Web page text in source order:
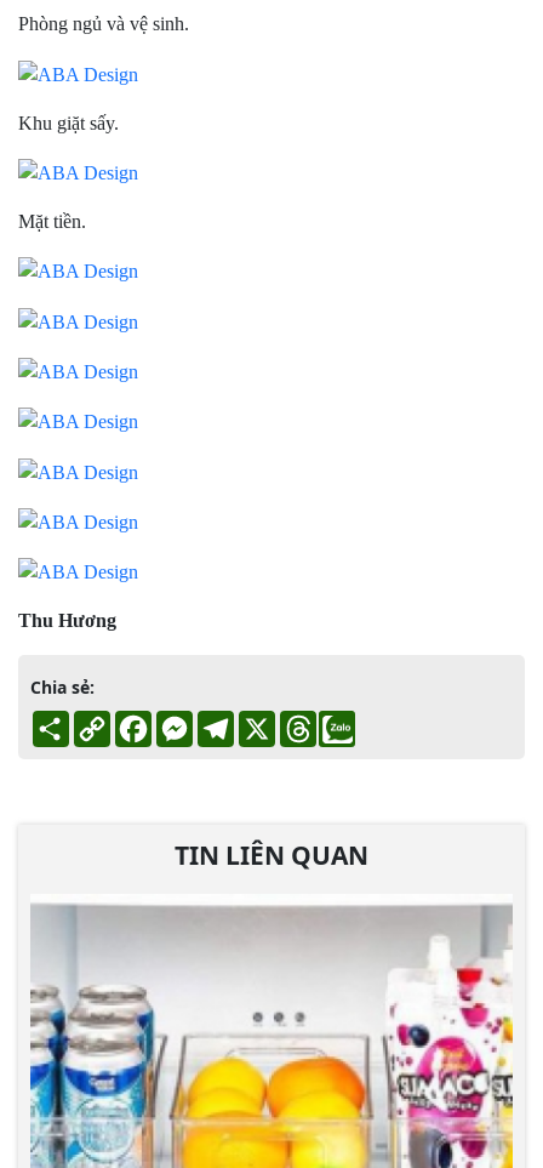
Phòng ngủ và vệ sinh.
Khu giặt sấy.
Mặt tiền.
Thu Hương
Chia sẻ:
ShareCopy
Link
FacebookMessenger
Telegram
X Threads
TIN LIÊN QUAN